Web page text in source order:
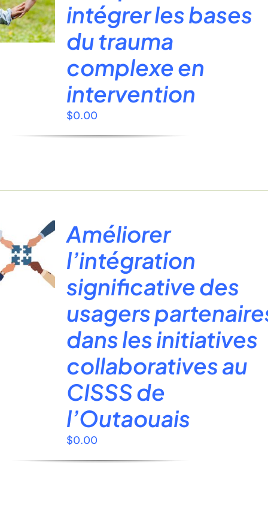
intégrer les bases
du trauma
complexe en
intervention
$0.00
Améliorer
l’intégration
significative des
usagers
dans les initiatives
collaboratives au
CISSS de
l’Outaouais
$0.00